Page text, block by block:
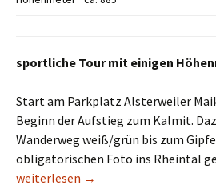
sportliche Tour mit einigen
Start am Parkplatz Alsterweiler
Beginn der Aufstieg zum Kalmit.
Wanderweg weiß/grün bis zum
obligatorischen Foto ins Rheintal
Maikammer – Kalmit – Neustadt –
weiterlesen →